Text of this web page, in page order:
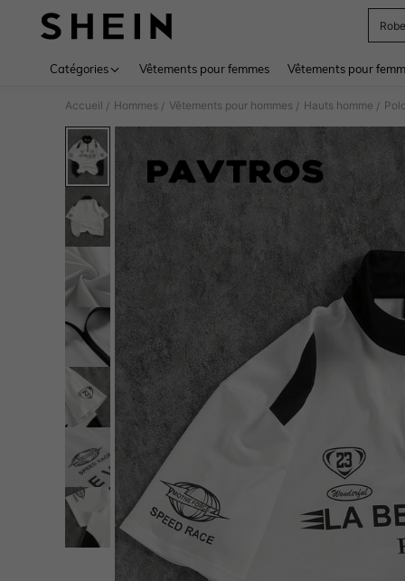
Robe
Catégories Vêtements pour femmes Vêtements pour
Accueil / Hommes / Vêtements pour hommes / Hauts homme /